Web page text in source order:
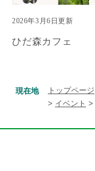
現在地 トップページ
> イベント >
2026年3月6日更新
ひだ森カフェ